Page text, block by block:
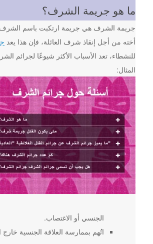
ما هو جريمة الشرف؟
جريمة الشرف هي جريمة ارتكبت باسم الشرف.
أخته من أجل إنقاذ شرف العائلة، فإن هذا يعد
للنشطاء، تعد الأسباب الأكثر شيوعًا لجرائم
المثال:
الجنسي أو الاغتصاب.
اتُهم بممارسة العلاقة الجنسية خارج